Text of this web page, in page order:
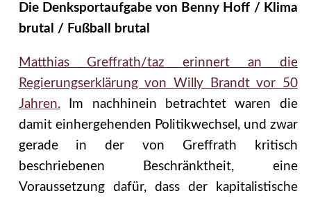
Die Denksportaufgabe von Benny Hoff / Klima
brutal / Fußball brutal
Matthias Greffrath/taz erinnert an die
Regierungserklärung von Willy Brandt vor 50
Jahren.Im nachhinein betrachtet waren die
damit einhergehenden Politikwechsel, und zwar
gerade in der von Greffrath kritisch
beschriebenen Beschränktheit, eine
Voraussetzung dafür, dass der kapitalistische